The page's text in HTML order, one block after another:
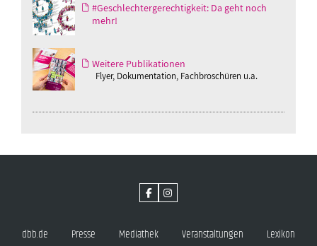
#Geschlechtergerechtigkeit: Da geht noch
mehr!
Weitere Publikationen
Flyer, Dokumentation, Fachbroschüren u.a.
dbb.de Presse Mediathek Veranstaltungen Lexikon